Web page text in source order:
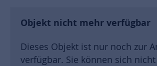
Objekt nicht mehr verfügbar
Dieses Objekt ist nur noch zur
verfügbar. Sie können sich